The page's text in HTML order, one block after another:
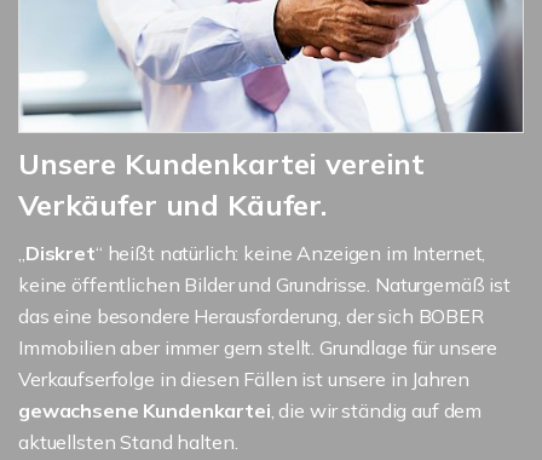
Unsere Kundenkartei vereint
Verkäufer und Käufer.
„Diskret“ heißt natürlich: keine Anzeigen im Internet,
keine öffentlichen Bilder und Grundrisse. Naturgemäß ist
das eine besondere Herausforderung, der sich BOBER
Immobilien aber immer gern stellt. Grundlage für unsere
Verkaufserfolge in diesen Fällen ist unsere in Jahren
gewachsene Kundenkartei, die wir ständig auf dem
aktuellsten Stand halten.